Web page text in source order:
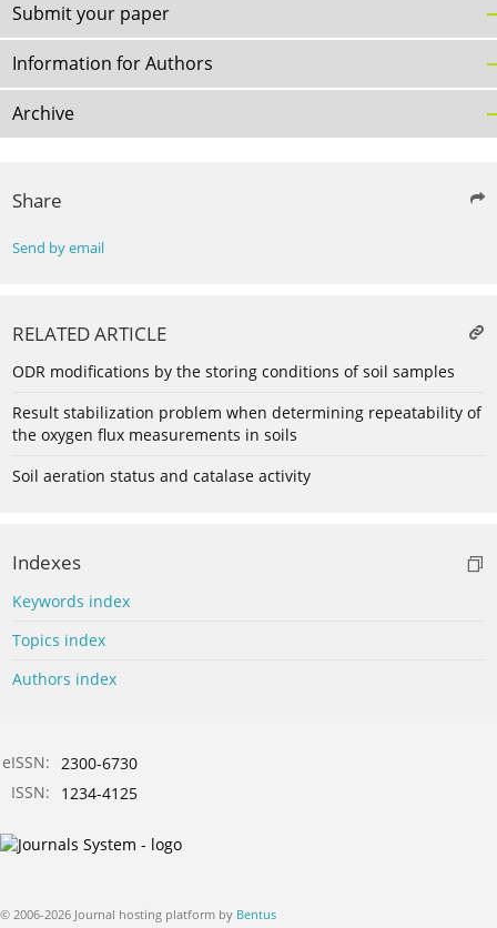
Submit your paper
Information for Authors
Archive
Share
Send by email
RELATED ARTICLE
ODR modifications by the storing conditions of soil samples
Result stabilization problem when determining repeatability of
the oxygen flux measurements in soils
Soil aeration status and catalase activity
Indexes
Keywords index
Topics index
Authors index
eISSN: 2300-6730
ISSN:
1234-4125
© 2006-2026 Journal hosting platform by Bentus